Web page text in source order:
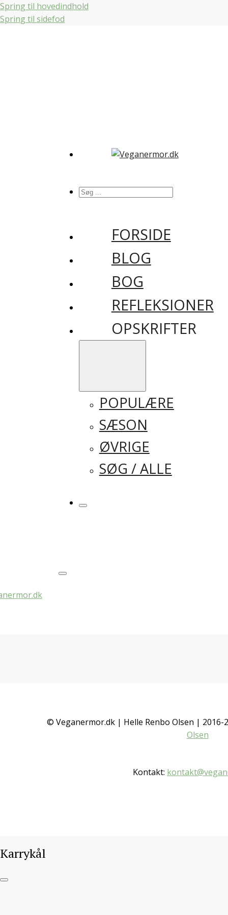
Spring til hovedindhold
Spring til sidefod
Søg
FORSIDE
BLOG
BOG
REFLEKSIONER
OPSKRIFTER
POPULÆRE
SÆSON
ØVRIGE
SØG / ALLE
Gå til opskrift
© Veganermor.dk | Helle Renbo Olsen |
Olsen
Kontakt:
Karrykål